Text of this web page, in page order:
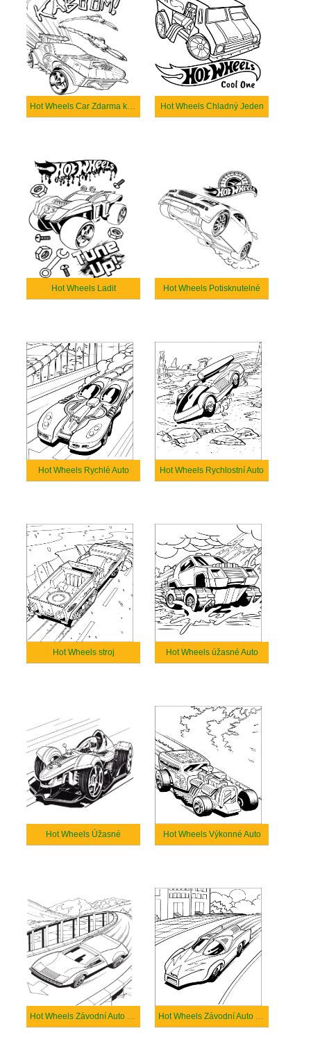
Hot Wheels Car Zdarma k Tisku Hot Wheels Chladný Jeden
Hot Wheels Ladit Hot Wheels Potisknutelné
Hot Wheels Rychlé Auto Hot Wheels Rychlostní Auto
Hot Wheels stroj Hot Wheels úžasné Auto
Hot Wheels Úžasné Hot Wheels Výkonné Auto
Hot Wheels Závodní Auto Roztomilé Hot Wheels Závodní Auto Zdarma